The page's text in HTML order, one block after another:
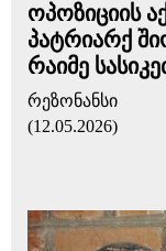
ოპოზიციის
პატრიარქ
რაიმე
რეზონანსი
(12.05.2026)